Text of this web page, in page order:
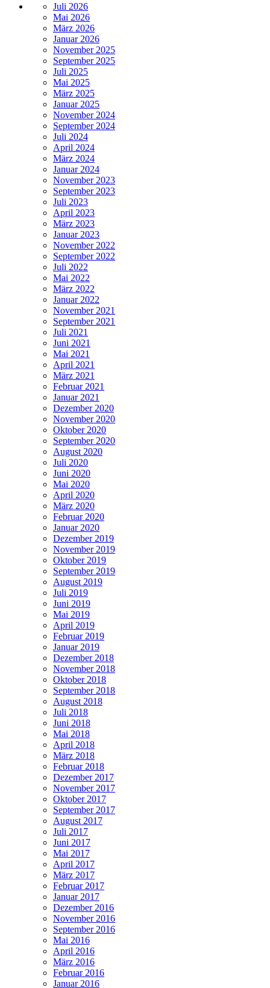
Juli 2026
Mai 2026
März 2026
Januar 2026
November 2025
September 2025
Juli 2025
Mai 2025
März 2025
Januar 2025
November 2024
September 2024
Juli 2024
April 2024
März 2024
Januar 2024
November 2023
September 2023
Juli 2023
April 2023
März 2023
Januar 2023
November 2022
September 2022
Juli 2022
Mai 2022
März 2022
Januar 2022
November 2021
September 2021
Juli 2021
Juni 2021
Mai 2021
April 2021
März 2021
Februar 2021
Januar 2021
Dezember 2020
November 2020
Oktober 2020
September 2020
August 2020
Juli 2020
Juni 2020
Mai 2020
April 2020
März 2020
Februar 2020
Januar 2020
Dezember 2019
November 2019
Oktober 2019
September 2019
August 2019
Juli 2019
Juni 2019
Mai 2019
April 2019
Februar 2019
Januar 2019
Dezember 2018
November 2018
Oktober 2018
September 2018
August 2018
Juli 2018
Juni 2018
Mai 2018
April 2018
März 2018
Februar 2018
Dezember 2017
November 2017
Oktober 2017
September 2017
August 2017
Juli 2017
Juni 2017
Mai 2017
April 2017
März 2017
Februar 2017
Januar 2017
Dezember 2016
November 2016
September 2016
Mai 2016
April 2016
März 2016
Februar 2016
Januar 2016